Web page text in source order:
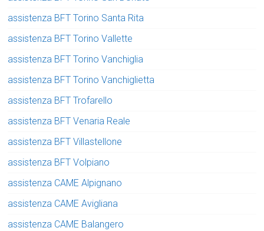
assistenza BFT Torino Santa Rita
assistenza BFT Torino Vallette
assistenza BFT Torino Vanchiglia
assistenza BFT Torino Vanchiglietta
assistenza BFT Trofarello
assistenza BFT Venaria Reale
assistenza BFT Villastellone
assistenza BFT Volpiano
assistenza CAME Alpignano
assistenza CAME Avigliana
assistenza CAME Balangero